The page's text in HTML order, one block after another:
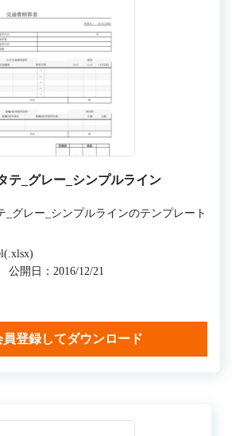
テ_グレー_シンプルライン
_グレー_シンプルラインのテンプレート
公開日：2016/12/21
員登録してダウンロード